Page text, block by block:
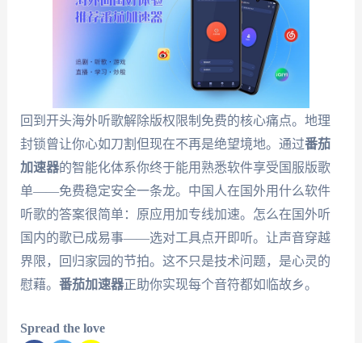
回到开头海外听歌解除版权限制免费的核心痛点。地理
封锁曾让你心如刀割但现在不再是绝望境地。通过番茄
加速器的智能化体系你终于能用熟悉软件享受国服版歌
单——免费稳定安全一条龙。中国人在国外用什么软件
听歌的答案很简单：原应用加专线加速。怎么在国外听
国内的歌已成易事——选对工具点开即听。让声音穿越
界限，回归家园的节拍。这不只是技术问题，是心灵的
慰藉。 番茄加速器正助你实现每个音符都如临故乡。
Spread the love